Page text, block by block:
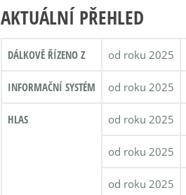
AKTUÁLNÍ PŘEHLED
DÁLKOVĚ ŘÍZENO Z od roku 2025
INFORMAČNÍ SYSTÉM od roku 2025
HLAS od roku 2025
od roku 2025
od roku 2025